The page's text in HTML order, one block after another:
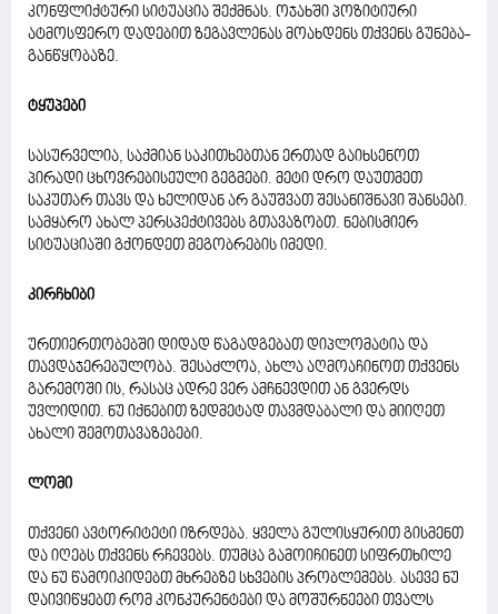
კონფლიქტური სიტუაცია შექმნას. ოჯახში პოზიტიური
ატმოსფერო დადებით ზეგავლენას მოახდენს თქვენს გუნება-
განწყობაზე.
ტყუპები
სასურველია, საქმიან საკითხებთან ერთად გაიხსენოთ
პირადი ცხოვრებისეული გეგმები. მეტი დრო დაუთმეთ
საკუთარ თავს და ხელიდან არ გაუშვათ შესანიშნავი შანსები.
სამყარო ახალ პერსპექტივებს გთავაზობთ. ნებისმიერ
სიტუაციაში გქონდეთ მეგობრების იმედი.
კირჩხიბი
ურთიერთობებში დიდად წაგადგებათ დიპლომატია და
თავდაჯერებულობა. შესაძლოა, ახლა აღმოაჩინოთ თქვენს
გარემოში ის, რასაც ადრე ვერ ამჩნევდით ან გვერდს
უვლიდით. ნუ იქნებით ზედმეტად თავმდაბალი და მიიღეთ
ახალი შემოთავაზებები.
ლომი
თქვენი ავტორიტეტი იზრდება. ყველა გულისყურით გისმენთ
და იღებს თქვენს რჩევებს. თუმცა გამოიჩინეთ სიფრთხილე
და ნუ წამოიკიდებთ მხრებზე სხვების პრობლემებს. ასევე ნუ
დაივიწყებთ რომ კონკურენტები და მოშურნეები თვალს